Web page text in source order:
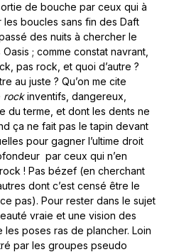
de bouche par ceux qui à
les boucles sans fin des Daft
des nuits à chercher le
; comme constat navrant,
pas rock, et quoi d’autre ?
au juste ? Qu’on me cite
rockinventifs, dangereux,
du terme, et dont les dents ne
ça ne fait pas le tapin devant
pour gagner l’ultime droit
par ceux qui n’en
! Pas bézef (en cherchant
dont c’est censé être le
pas). Pour rester dans le sujet
vraie et une vision des
poses ras de plancher. Loin
par les groupes pseudo